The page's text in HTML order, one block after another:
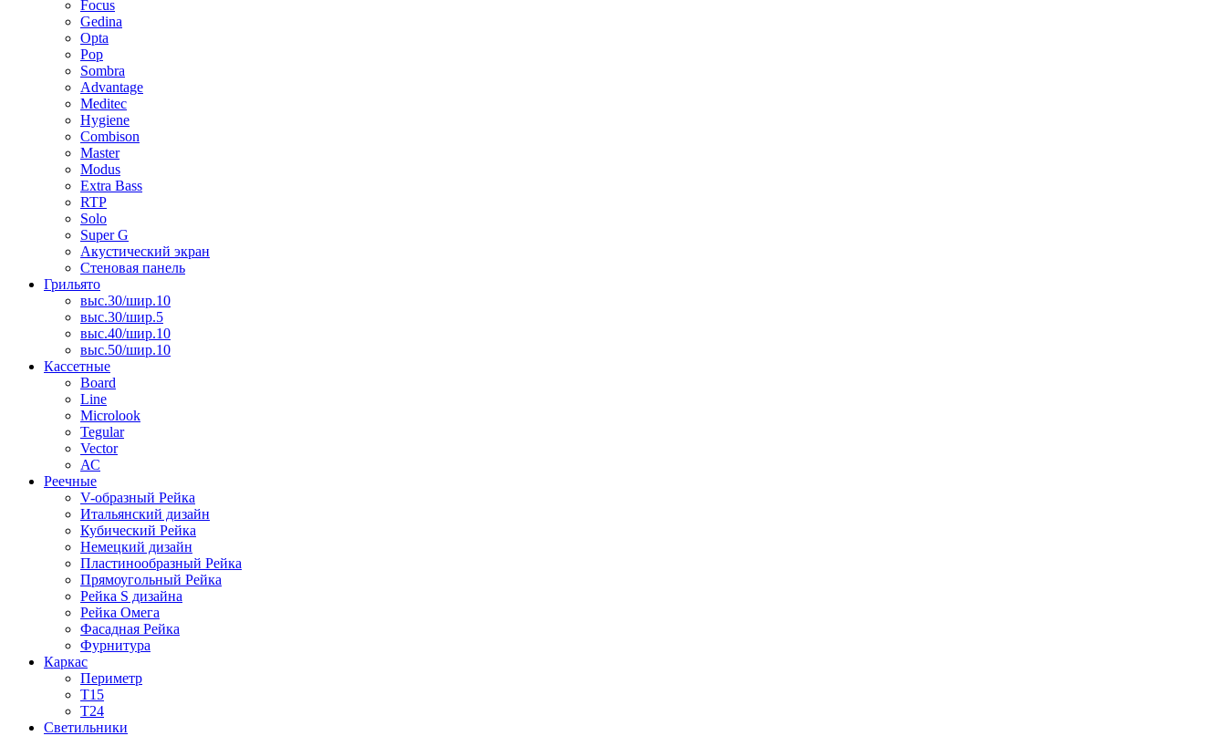
Focus
Gedina
Opta
Pop
Sombra
Advantage
Meditec
Hygiene
Combison
Master
Modus
Extra Bass
RTP
Solo
Super G
Акустический экран
Стеновая панель
Грильято
выс.30/шир.10
выс.30/шир.5
выс.40/шир.10
выс.50/шир.10
Кассетные
Board
Line
Microlook
Tegular
Vector
АС
Реечные
V-образный Рейка
Итальянский дизайн
Кубический Рейка
Немецкий дизайн
Пластинообразный Рейка
Прямоугольный Рейка
Рейка S дизайна
Рейка Омега
Фасадная Рейка
Фурнитура
Каркас
Периметр
Т15
Т24
Светильники